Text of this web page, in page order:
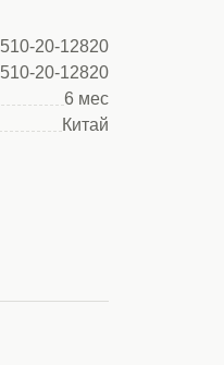
510-20-12820
510-20-12820
6 мес
Китай